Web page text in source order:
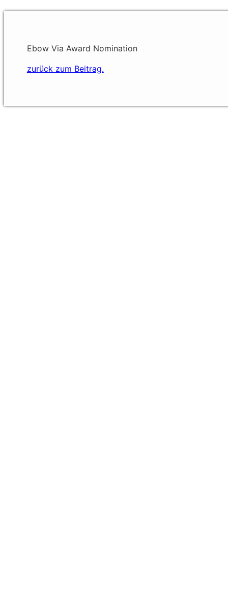
Ebow Via Award Nomination
zurück zum Beitrag.